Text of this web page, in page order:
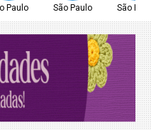
Paulo São Paulo São